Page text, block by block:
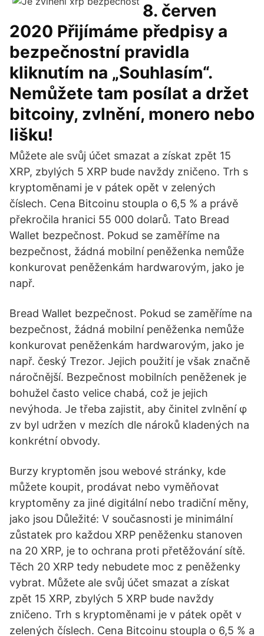
8. červen
2020 Přijímáme předpisy a
bezpečnostní pravidla
kliknutím na „Souhlasím“.
Nemůžete tam posílat a držet
bitcoiny, zvlnění, monero nebo
lišku!
Můžete ale svůj účet smazat a získat zpět 15
XRP, zbylých 5 XRP bude navždy zničeno. Trh s
kryptoměnami je v pátek opět v zelených
číslech. Cena Bitcoinu stoupla o 6,5 % a právě
překročila hranici 55 000 dolarů. Tato Bread
Wallet bezpečnost. Pokud se zaměříme na
bezpečnost, žádná mobilní peněženka nemůže
konkurovat peněženkám hardwarovým, jako je
např.
Bread Wallet bezpečnost. Pokud se zaměříme na
bezpečnost, žádná mobilní peněženka nemůže
konkurovat peněženkám hardwarovým, jako je
např. český Trezor. Jejich použití je však značně
náročnější. Bezpečnost mobilních peněženek je
bohužel často velice chabá, což je jejich
nevýhoda. Je třeba zajistit, aby činitel zvlnění φ
zv byl udržen v mezích dle nároků kladených na
konkrétní obvody.
Burzy kryptoměn jsou webové stránky, kde
můžete koupit, prodávat nebo vyměňovat
kryptoměny za jiné digitální nebo tradiční měny,
jako jsou Důležité: V současnosti je minimální
zůstatek pro každou XRP peněženku stanoven
na 20 XRP, je to ochrana proti přetěžování sítě.
Těch 20 XRP tedy nebudete moc z peněženky
vybrat. Můžete ale svůj účet smazat a získat
zpět 15 XRP, zbylých 5 XRP bude navždy
zničeno. Trh s kryptoměnami je v pátek opět v
zelených číslech. Cena Bitcoinu stoupla o 6,5 % a